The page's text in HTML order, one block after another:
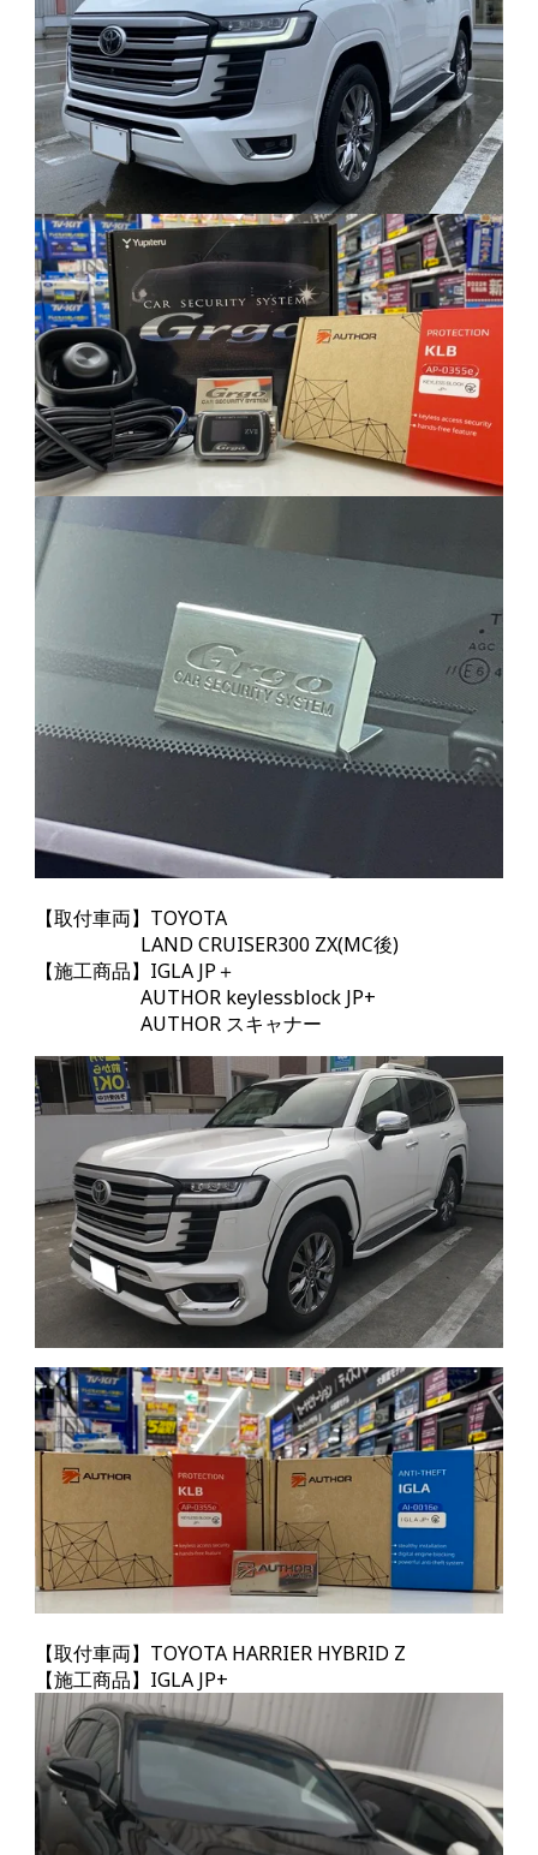
【取付車両】TOYOTA
LAND CRUISER300 ZX(MC後)
【施工商品】IGLA JP＋
AUTHOR keylessblock JP+
AUTHOR スキャナー
【取付車両】TOYOTA HARRIER HYBRID Z
【施工商品】IGLA JP+